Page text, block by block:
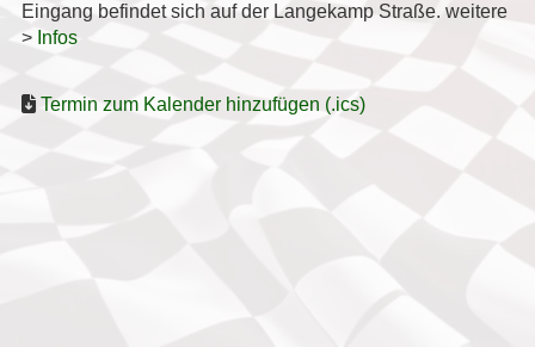
Eingang befindet sich auf der Langekamp Straße. weitere
> Infos
Termin zum Kalender hinzufügen (.ics)